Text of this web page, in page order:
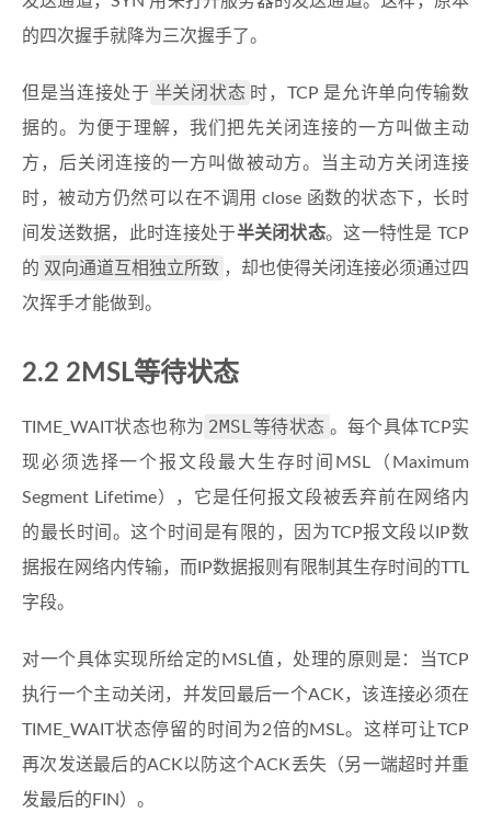
的四次握手就降为三次握手了。
但是当连接处于 半关闭状态 时，TCP 是允许单向传输数
据的。为便于理解，我们把先关闭连接的一方叫做主动
方，后关闭连接的一方叫做被动方。当主动方关闭连接
时，被动方仍然可以在不调用 close 函数的状态下，长时
间发送数据，此时连接处于半关闭状态。这一特性是 TCP
的 双向通道互相独立所致 ，却也使得关闭连接必须通过四
次挥手才能做到。
2.2 2MSL等待状态
TIME_WAIT状态也称为 2MSL等待状态 。每个具体TCP实
现必须选择一个报文段最大生存时间MSL（Maximum
Segment Lifetime），它是任何报文段被丢弃前在网络内
的最长时间。这个时间是有限的，因为TCP报文段以IP数
据报在网络内传输，而IP数据报则有限制其生存时间的TTL
字段。
对一个具体实现所给定的MSL值，处理的原则是：当TCP
执行一个主动关闭，并发回最后一个ACK，该连接必须在
TIME_WAIT状态停留的时间为2倍的MSL。这样可让TCP
再次发送最后的ACK以防这个ACK丢失（另一端超时并重
发最后的FIN）。